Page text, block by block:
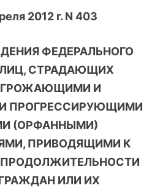
2012 г. N 403
ФЕДЕРАЛЬНОГО
ЛИЦ, СТРАДАЮЩИХ
И
ПРОГРЕССИРУЮЩИМИ
(ОРФАННЫМИ)
ПРИВОДЯЩИМИ К
ИЛИ ИХ